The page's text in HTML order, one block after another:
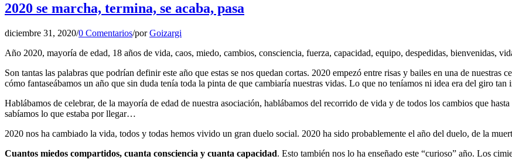
2020 se marcha, termina, se acaba, pasa
diciembre 31, 2020/0 Comentarios/porGoizargi
Año 2020, mayoría de edad, 18 años de vida, caos, miedo, cambios, consciencia, fuerza, capacidad, equipo, despedidas, bienvenidas,
Son tantas las palabras que podrían definir este año que estas se nos quedan cortas. 2020 empezó entre risas y bailes en una de nuestras
cómo fantaseábamos un año que sin duda tenía toda la pinta de que cambiaría nuestras vidas. Lo que no teníamos ni idea era del giro tan
Hablábamos de celebrar, de la mayoría de edad de nuestra asociación, hablábamos del recorrido de vida y de todos los cambios que
sabíamos lo que estaba por llegar…
2020 nos ha cambiado la vida, todos y todas hemos vivido un gran duelo social. 2020 ha sido probablemente el año del duelo, de la
Cuantos miedos compartidos, cuanta consciencia y cuanta capacidad. Esto también nos lo ha enseñado este “curioso” año. Los